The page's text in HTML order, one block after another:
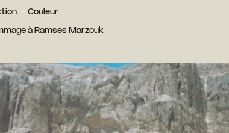
Couleur
à Ramses Marzouk